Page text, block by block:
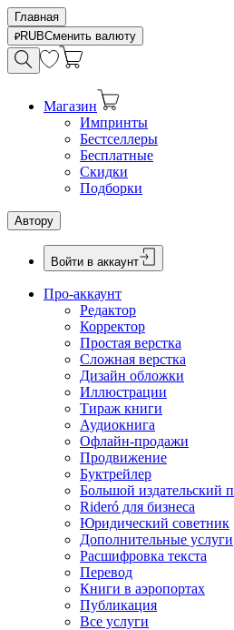
Главная
RUBСменить валюту
Магазин
Импринты
Бестселлеры
Бесплатные
Скидки
Подборки
Автору
Войти в аккаунт
Про-аккаунт
Редактор
Корректор
Простая верстка
Сложная верстка
Дизайн обложки
Иллюстрации
Тираж книги
Аудиокнига
Офлайн-продажи
Продвижение
Буктрейлер
Большой издательский
Rideró для бизнеса
Юридический советник
Дополнительные услуги
Расшифровка текста
Перевод
Книги в аэропортах
Публикация
Все услуги